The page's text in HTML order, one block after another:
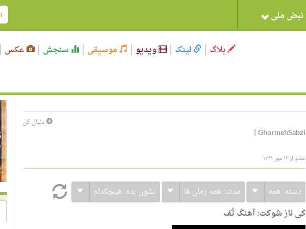
نبض ملی
بلاگ لینک ویدیو موسیقی سنجش عکس
دنبال کن
GhormehSabzi
|
عضو از ۱۲ مهر ۱۳۹۱
دسته: همه مدت: همه زمان ها نشون بده: هیچکدام
کی ناز شوکت: آهنگ تُف